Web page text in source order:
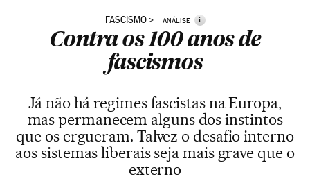
FASCISMO ANÁLISE i
Contra os 100 anos de
fascismos
Já não há regimes fascistas na Europa,
mas permanecem alguns dos instintos
que os ergueram. Talvez o desafio interno
aos sistemas liberais seja mais grave que o
externo